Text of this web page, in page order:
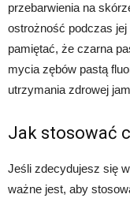
przebarwienia na
ostrożność podczas
pamiętać, że czarna
mycia zębów pastą
utrzymania zdrowej
Jak stosować
Jeśli zdecydujesz się
ważne jest, aby